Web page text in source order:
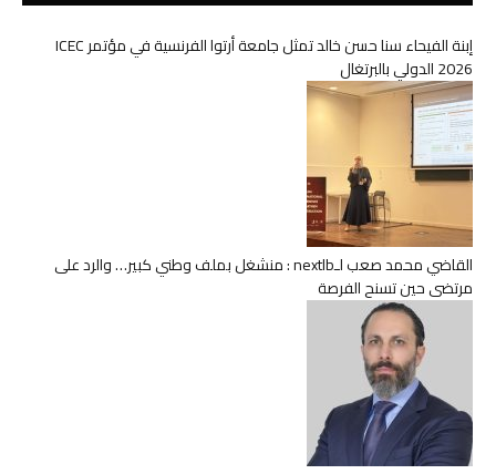
إبنة الفيحاء سنا حسن خالد تمثل جامعة أرتوا الفرنسية في مؤتمر ICEC
2026 الدولي بالبرتغال
القاضي محمد صعب لـnextlb : منشغل بملف وطني كبير… والرد على
مرتضى حين تسنح الفرصة